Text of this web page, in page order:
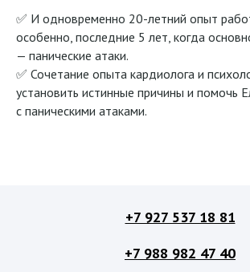
✅ И одновременно 20-летний опыт
особенно, последние 5 лет, когда
— панические атаки.
✅ Сочетание опыта кардиолога и
установить истинные причины и помочь
с паническими атаками.
+7 927 537 18 81
+7 988 982 47 40